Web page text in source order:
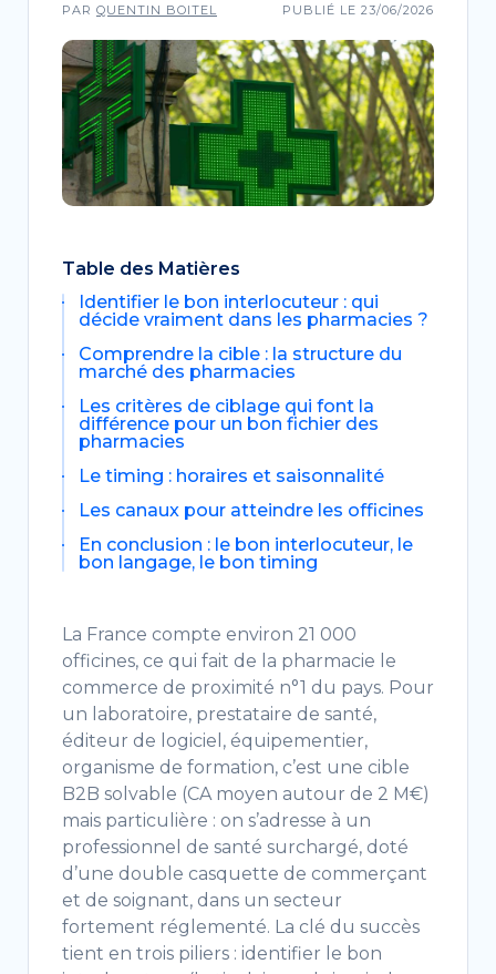
PAR QUENTIN BOITEL PUBLIÉ LE 23/06/2026
Table des Matières
Identifier le bon interlocuteur : qui
décide vraiment dans les pharmacies ?
Comprendre la cible : la structure du
marché des pharmacies
Les critères de ciblage qui font la
différence pour un bon fichier des
pharmacies
Le timing : horaires et saisonnalité
Les canaux pour atteindre les officines
En conclusion : le bon interlocuteur, le
bon langage, le bon timing
La France compte environ 21 000
officines, ce qui fait de la pharmacie le
commerce de proximité n°1 du pays. Pour
un laboratoire, prestataire de santé,
éditeur de logiciel, équipementier,
organisme de formation, c’est une cible
B2B solvable (CA moyen autour de 2 M€)
mais particulière : on s’adresse à un
professionnel de santé surchargé, doté
d’une double casquette de commerçant
et de soignant, dans un secteur
fortement réglementé. La clé du succès
tient en trois piliers : identifier le bon